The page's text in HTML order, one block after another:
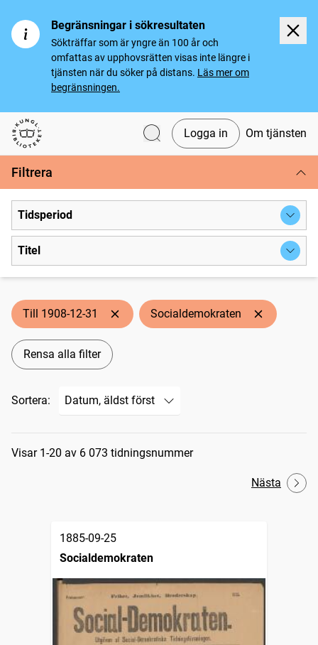
Begränsningar i sökresultaten
Sökträffar som är yngre än 100 år och
omfattas av upphovsrätten visas inte längre i
tjänsten när du söker på distans. Läs mer om
begränsningen.
Svenska tidningar
Logga in Om tjänsten
Filtrera
Tidsperiod
Titel
Till 1908-12-31 Socialdemokraten
Rensa alla filter
Sortera:
Sökresultat
Visar 1-20 av 6 073 tidningsnummer
Nästa
1885-09-25
Socialdemokraten